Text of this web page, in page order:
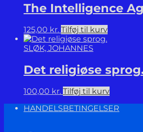
The Intelligence
125,00 kr. Tilføj til kurv
SLØK, JOHANNES
Det religiøse
100,00 kr. Tilføj til kurv
HANDELSBETINGELSER